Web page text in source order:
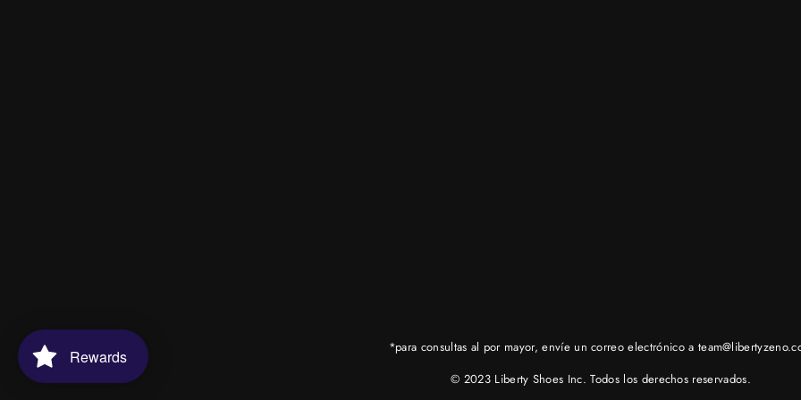
*para consultas al por mayor, envíe un correo electrónico a
© 2023 Liberty Shoes Inc. Todos los derechos reservados.
Rewards